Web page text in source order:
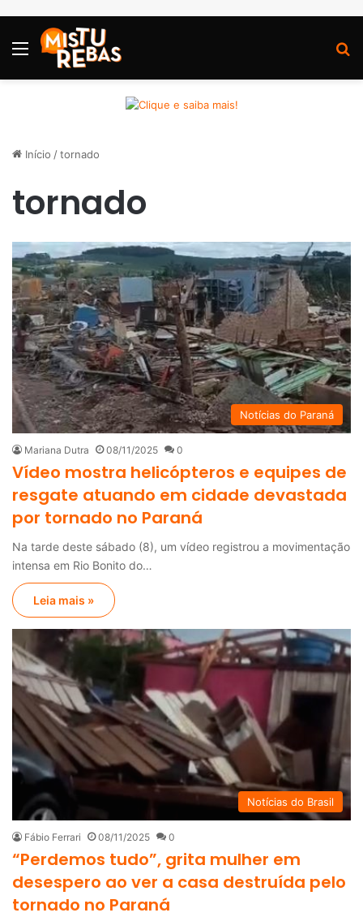
Menu
Início /tornado
tornado
Notícias do Paraná
Mariana Dutra 08/11/2025 0
Vídeo mostra helicópteros e equipes de
resgate atuando em cidade devastada
por tornado no Paraná
Na tarde deste sábado (8), um vídeo registrou a movimentação
intensa em Rio Bonito do…
Leia mais »
Notícias do Brasil
Fábio Ferrari 08/11/2025 0
“Perdemos tudo”, grita mulher em
desespero ao ver a casa destruída pelo
tornado no Paraná